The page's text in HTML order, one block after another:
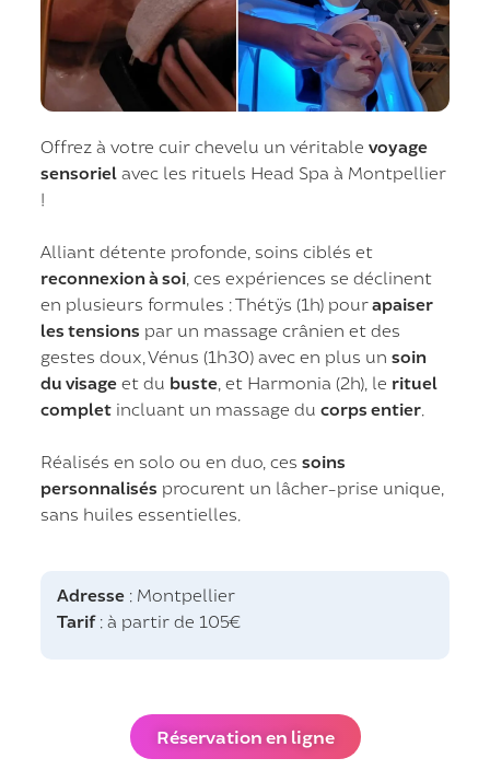
Offrez à votre cuir chevelu un véritablevoyage
sensoriel avec les rituels Head Spa à Montpellier
!
Alliant détente profonde, soins ciblés et
reconnexion à soi , ces expériences se déclinent
en plusieurs formules : Thétÿs (1h) pourapaiser
les tensions par un massage crânien et des
gestes doux, Vénus (1h30) avec en plus unsoin
du visage et du buste , et Harmonia (2h), le rituel
complet incluant un massage ducorps entier
Réalisés en solo ou en duo, cessoins
personnalisés procurent un lâcher-prise unique,
sans huiles essentielles.
Adresse : Montpellier
Tarif: à partir de 105€
Réservation en ligne